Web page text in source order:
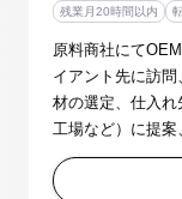
残業月20時間以内
原料商社にてOEM営業の募
イアント先に訪
材の選定、仕入
工場など）に提
場立ち合い（関
ど） ・新規開拓（